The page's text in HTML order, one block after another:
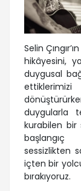
Selin
hikâyesini,
duygusal
duygularla
kurabilen bir
başlangıç
sessizlikten
içten bir
bırakıyoruz.